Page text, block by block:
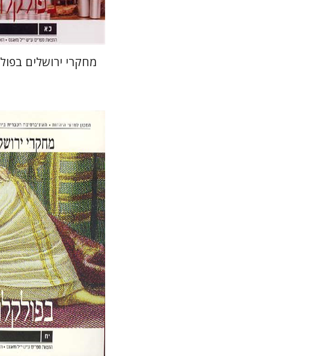
$25
$22
מחקרי ירושלים
גלית חזן-רוקם
אלכסנדר-פריזר
הנחת אתר ספר
$21
$19